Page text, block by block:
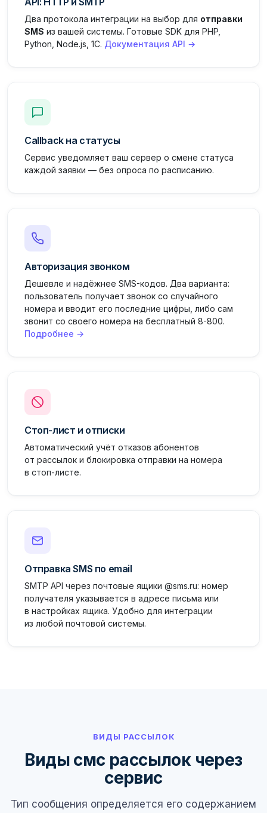
Два протокола интеграции на выбор для отправки
SMS из вашей системы. Готовые SDK для PHP,
Python, Node.js, 1С. Документация API →
Callback на статусы
Сервис уведомляет ваш сервер о смене статуса
каждой заявки — без опроса по расписанию.
Авторизация звонком
Дешевле и надёжнее SMS-кодов. Два варианта:
пользователь получает звонок со случайного
номера и вводит его последние цифры, либо сам
звонит со своего номера на бесплатный 8-800.
Подробнее →
Стоп-лист и отписки
Автоматический учёт отказов абонентов
от рассылок и блокировка отправки на номера
в стоп-листе.
Отправка SMS по email
SMTP API через почтовые ящики @sms.ru: номер
получателя указывается в адресе письма или
в настройках ящика. Удобно для интеграции
из любой почтовой системы.
ВИДЫ РАССЫЛОК
Виды смс рассылок через
сервис
Тип сообщения определяется его содержанием